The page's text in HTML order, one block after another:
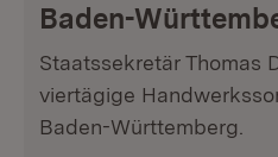
Baden-
Staatssekretär Thomas
viertägige
Baden-Württemberg.